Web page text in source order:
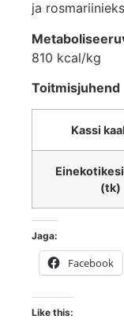
ja
810 kcal/kg
Toitmisjuhend
Kassi
(tk)
Jaga:
Facebook
Like this: